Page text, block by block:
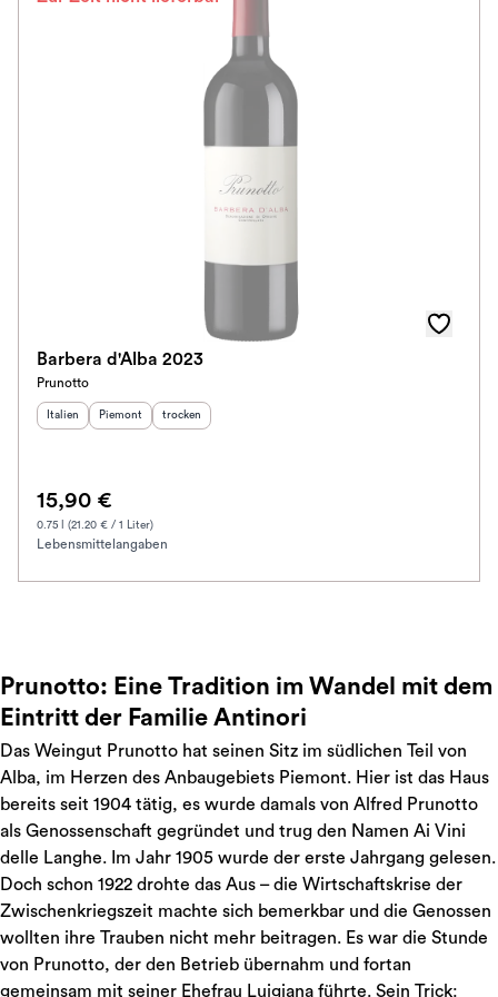
Barbera d'Alba 2023
Prunotto
Herkunftsland:
Italien Herkunftsregion:
Piemont Geschmack
trocken
15,90 €
0.75 l (21.20 € / 1 Liter)
Lebensmittelangaben
Prunotto: Eine Tradition im Wandel mit dem
Eintritt der Familie Antinori
Das Weingut Prunotto hat seinen Sitz im südlichen Teil von
Alba, im Herzen des Anbaugebiets Piemont. Hier ist das Haus
bereits seit 1904 tätig, es wurde damals von Alfred Prunotto
als Genossenschaft gegründet und trug den Namen Ai Vini
delle Langhe. Im Jahr 1905 wurde der erste Jahrgang gelesen.
Doch schon 1922 drohte das Aus – die Wirtschaftskrise der
Zwischenkriegszeit machte sich bemerkbar und die Genossen
wollten ihre Trauben nicht mehr beitragen. Es war die Stunde
von Prunotto, der den Betrieb übernahm und fortan
gemeinsam mit seiner Ehefrau Luigiana führte. Sein Trick: